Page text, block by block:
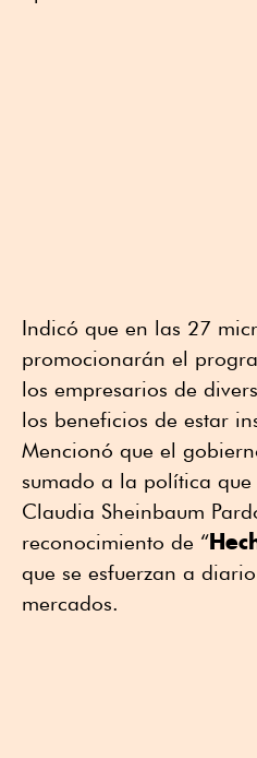
Indicó que en las 27
promocionarán el
los empresarios de
los beneficios de estar
Mencionó que el
sumado a la política
Claudia Sheinbaum
reconocimiento de “
que se esfuerzan a
mercados.